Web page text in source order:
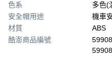
色系
多色(
安全帽用途
機車
材質
ABS
酷澎商品編號